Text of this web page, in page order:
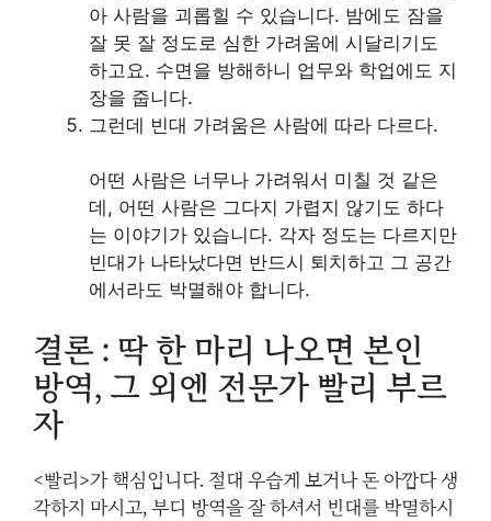
아 사람을 괴롭힐 수 있습니다. 밤에도 잠을
잘 못 잘 정도로 심한 가려움에 시달리기도
하고요. 수면을 방해하니 업무와 학업에도 지
장을 줍니다.
그런데 빈대 가려움은 사람에 따라 다르다.
어떤 사람은 너무나 가려워서 미칠 것 같은
데, 어떤 사람은 그다지 가렵지 않기도 하다
는 이야기가 있습니다. 각자 정도는 다르지만
빈대가 나타났다면 반드시 퇴치하고 그 공간
에서라도 박멸해야 합니다.
결론 : 딱 한 마리 나오면 본인
방역, 그 외엔 전문가 빨리 부르
자
<빨리>가 핵심입니다. 절대 우습게 보거나 돈 아깝다 생
각하지 마시고, 부디 방역을 잘 하셔서 빈대를 박멸하시